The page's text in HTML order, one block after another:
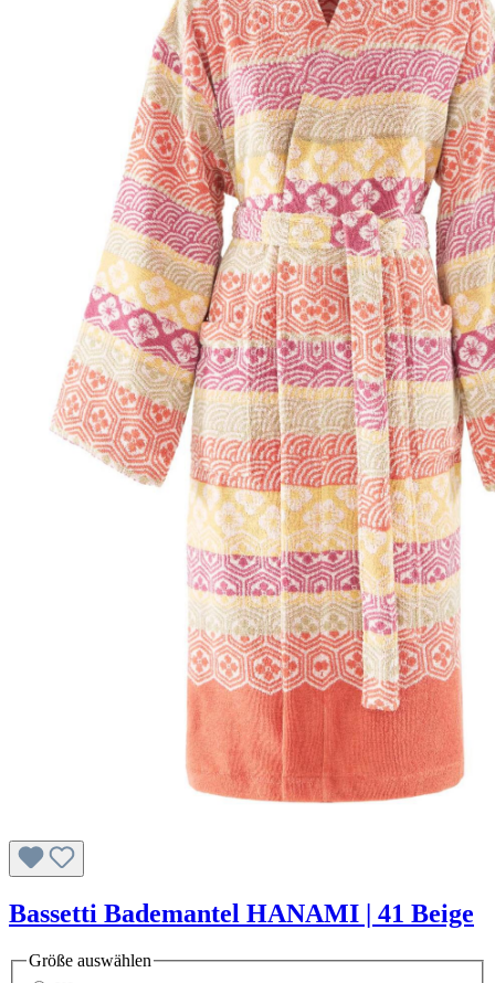
Bassetti Bademantel HANAMI | 41 Beige
Größe auswählen